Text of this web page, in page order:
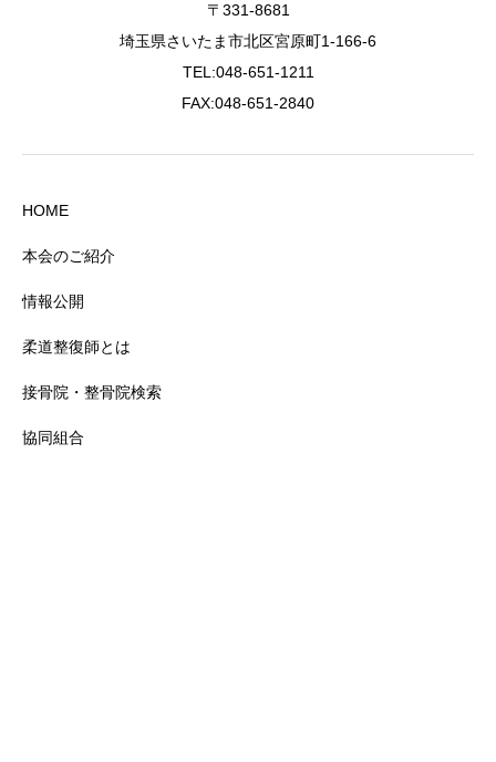
〒331-8681
埼玉県さいたま市北区宮原町1-166-6
TEL:048-651-1211
FAX:048-651-2840
HOME
本会のご紹介
情報公開
柔道整復師とは
接骨院・整骨院検索
協同組合